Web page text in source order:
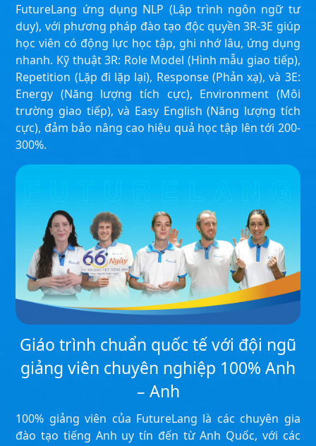
FutureLang ứng dụng NLP (Lập trình ngôn ngữ tư
duy), với phương pháp đào tạo độc quyền 3R-3E giúp
học viên có động lực học tập, ghi nhớ lâu, ứng dụng
nhanh. Kỹ thuật 3R: Role Model (Hình mẫu giao tiếp),
Repetition (Lặp đi lặp lại), Response (Phản xạ), và 3E:
Energy (Năng lượng tích cực), Environment (Môi
trường giao tiếp), và Easy English (Năng lượng tích
cực), đảm bảo nâng cao hiệu quả học tập lên tới 200-
300%.
Giáo trình chuẩn quốc tế với đội ngũ
giảng viên chuyên nghiệp 100% Anh
– Anh
100% giảng viên của FutureLang là các chuyên gia
đào tạo tiếng Anh uy tín đến từ Anh Quốc, với các